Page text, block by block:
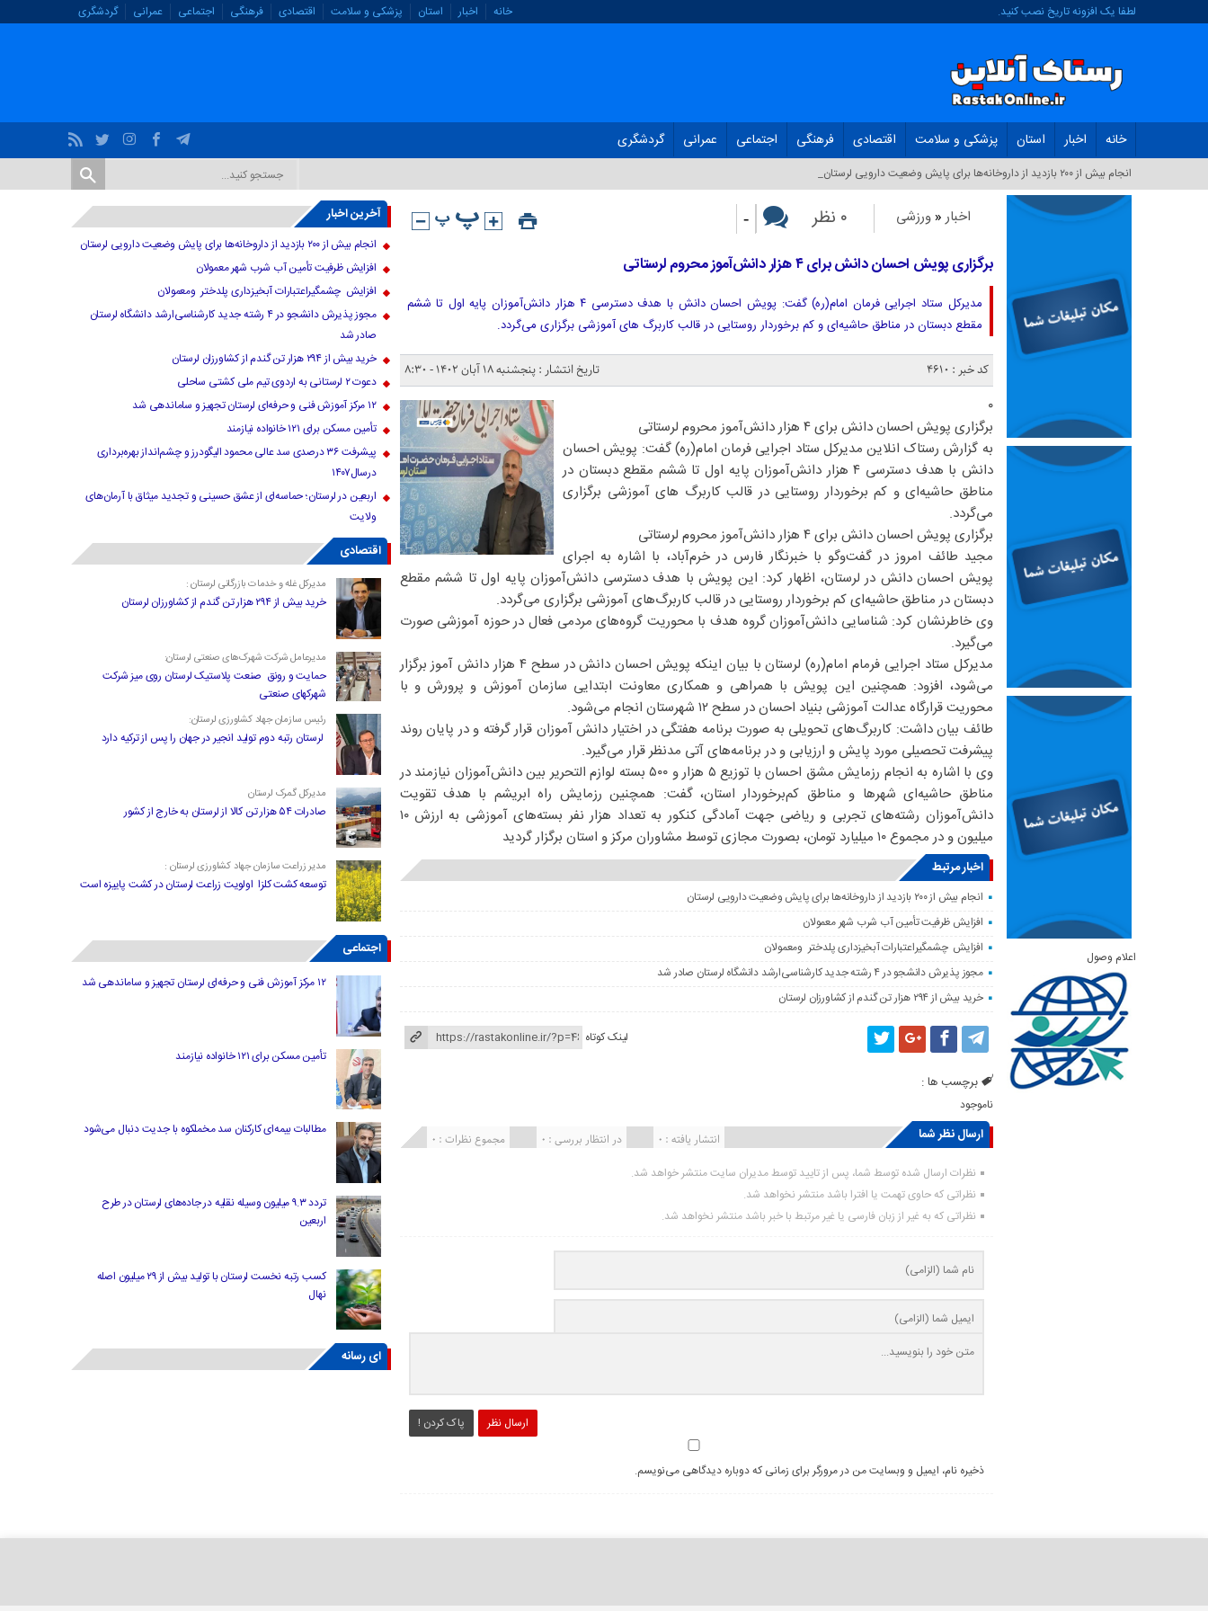
لطفا یک افزونه تاریخ نصب کنید. خانه اخبار استان پزشکی و سلامت اقتصادی فرهنگی اجتماعی عمرانی گردشگری
خانه اخبار استان پزشکی و سلامت اقتصادی فرهنگی اجتماعی عمرانی گردشگری
انجام بیش از ۲۰۰ بازدید از داروخانه‌ها برای پایش وضعیت دارویی لرستان_
اخبار «ورزشی ۰ نظر -
برگزاری پویش احسان دانش برای ۴ هزار دانش‌آموز محروم لرستاتی
مدیرکل ستاد اجرایی فرمان امام(ره) گفت: پویش احسان دانش با هدف دسترسی ۴ هزار دانش‌آموزان پایه اول تا ششم
مقطع دبستان در مناطق حاشیه‌ای و کم برخوردار روستایی در قالب کاربرگ های آموزشی برگزاری می‌گردد.
کد خبر : 4610 تاریخ انتشار : پنجشنبه ۱۸ آبان ۱۴۰۲ - ۸:۳۰
۰
برگزاری پویش احسان دانش برای ۴ هزار دانش‌آموز محروم لرستاتی
به گزارش رستاک انلاین مدیرکل ستاد اجرایی فرمان امام(ره) گفت: پویش احسان
دانش با هدف دسترسی ۴ هزار دانش‌آموزان پایه اول تا ششم مقطع دبستان در
مناطق حاشیه‌ای و کم برخوردار روستایی در قالب کاربرگ های آموزشی برگزاری
می‌گردد.
برگزاری پویش احسان دانش برای ۴ هزار دانش‌آموز محروم لرستاتی
مجید طائف امروز در گفت‌وگو با خبرنگار فارس در خرم‌آباد، با اشاره به اجرای
پویش احسان دانش در لرستان، اظهار کرد: این پویش با هدف دسترسی دانش‌آموزان پایه اول تا ششم مقطع
دبستان در مناطق حاشیه‌ای کم برخوردار روستایی در قالب کاربرگ‌های آموزشی برگزاری می‌گردد.
وی خاطرنشان کرد: شناسایی دانش‌آموزان گروه هدف با محوریت گروه‌های مردمی فعال در حوزه آموزشی صورت
می‌گیرد.
مدیرکل ستاد اجرایی فرمام امام(ره) لرستان با بیان اینکه پویش احسان دانش در سطح ۴ هزار دانش آموز برگزار
می‌شود، افزود: همچنین این پویش با همراهی و همکاری معاونت ابتدایی سازمان آموزش و پرورش و با
محوریت قرارگاه عدالت آموزشی بنیاد احسان در سطح ۱۲ شهرستان انجام می‌شود.
طائف بیان داشت: کاربرگ‌های تحویلی به صورت برنامه هفتگی در اختیار دانش آموزان قرار گرفته و در پایان روند
پیشرفت تحصیلی مورد پایش و ارزیابی و در برنامه‌های آتی مدنظر قرار می‌گیرد.
وی با اشاره به انجام رزمایش مشق احسان با توزیع ۵ هزار و ۵۰۰ بسته لوازم التحریر بین دانش‌آموزان نیازمند در
مناطق حاشیه‌ای شهرها و مناطق کم‌برخوردار استان، گفت: همچنین رزمایش راه ابریشم با هدف تقویت
دانش‌آموزان رشته‌های تجربی و ریاضی جهت آمادگی کنکور به تعداد هزار نفر بسته‌های آموزشی به ارزش ۱۰
میلیون و در مجموع ۱۰ میلیارد تومان، بصورت مجازی توسط مشاوران مرکز و استان برگزار گردید
اخبار مرتبط
انجام بیش از ۲۰۰ بازدید از داروخانه‌ها برای پایش وضعیت دارویی لرستان
افزایش ظرفیت تأمین آب شرب شهر معمولان
افزایش چشمگیراعتبارات آبخیزداری پلدختر ومعمولان
مجوز پذیرش دانشجو در ۴ رشته جدید کارشناسی‌ارشد دانشگاه لرستان صادر شد
خرید بیش از ۲۹۴ هزار تن گندم از کشاورزان لرستان
لینک کوتاه
برچسب ها :
ناموجود
ارسال نظر شما مجموع نظرات : 0 در انتظار بررسی : 0 انتشار یافته : ۰
نظرات ارسال شده توسط شما، پس از تایید توسط مدیران سایت منتشر خواهد شد.
نظراتی که حاوی تهمت یا افترا باشد منتشر نخواهد شد.
نظراتی که به غیر از زبان فارسی یا غیر مرتبط با خبر باشد منتشر نخواهد شد.
ارسال نظر پاک کردن !
ذخیره نام، ایمیل و وبسایت من در مرورگر برای زمانی که دوباره دیدگاهی می‌نویسم.
اعلام وصول
آخرین اخبار
انجام بیش از ۲۰۰ بازدید از داروخانه‌ها برای پایش وضعیت دارویی لرستان
افزایش ظرفیت تأمین آب شرب شهر معمولان
افزایش چشمگیراعتبارات آبخیزداری پلدختر ومعمولان
مجوز پذیرش دانشجو در ۴ رشته جدید کارشناسی‌ارشد دانشگاه لرستان
صادر شد
خرید بیش از ۲۹۴ هزار تن گندم از کشاورزان لرستان
دعوت ۲ لرستانی به اردوی تیم ملی کشتی ساحلی
۱۲ مرکز آموزش فنی و حرفه‌ای لرستان تجهیز و ساماندهی شد
تأمین مسکن برای ۱۲۱ خانواده نیازمند
پیشرفت ۳۶ درصدی سد عالی محمود الیگودرز و چشم‌انداز بهره‌برداری
درسال۱۴۰۷
اربعین در لرستان؛ حماسه‌ای از عشق حسینی و تجدید میثاق با آرمان‌های
ولایت
اقتصادی
مدیرکل غله و خدمات بازرگانی لرستان :
خرید بیش از ۲۹۴ هزار تن گندم از کشاورزان لرستان
مدیرعامل شرکت شهرک‌های صنعتی لرستان:
حمایت و رونق صنعت پلاستیک لرستان روی میز شرکت
شهرکهای صنعتی
رئیس سازمان جهاد کشاورزی لرستان:
لرستان رتبه دوم تولید انجیر در جهان را پس از ترکیه دارد
مدیرکل گمرک لرستان
صادرات ۵۴ هزار تن کالا از لرستان به خارج از کشور
مدیر زراعت سازمان جهاد کشاورزی لرستان :
توسعه کشت کلزا اولویت زراعت لرستان در کشت پاییزه است
اجتماعی
۱۲ مرکز آموزش فنی و حرفه‌ای لرستان تجهیز و ساماندهی شد
تأمین مسکن برای ۱۲۱ خانواده نیازمند
مطالبات بیمه‌ای کارکنان سد مخملکوه با جدیت دنبال می‌شود
تردد ۹.۳ میلیون وسیله نقلیه در جاده‌های لرستان در طرح
اربعین
کسب رتبه نخست لرستان با تولید بیش از ۲۹ میلیون اصله
نهال
ای رسانه